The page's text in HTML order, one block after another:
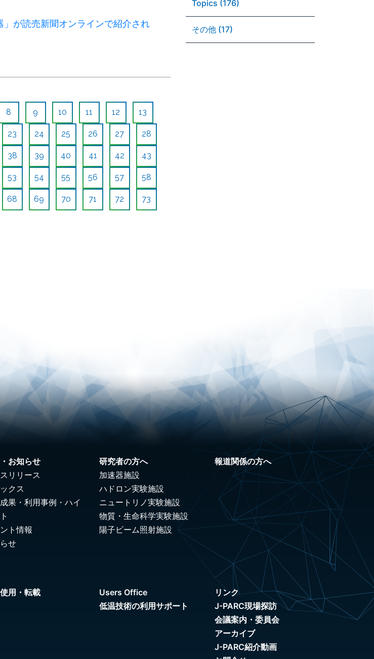
」が読売新聞オンラインで紹介され
8 9 10 11 12 13
23 24 25 26 27 28
38 39 40 41 42 43
53 54 55 56 57 58
68 69 70 71 72 73
Topics (176)
その他 (17)
お知らせ
リリース
クス
果・利用事例・ハイ
ト情報
せ
研究者の方へ
加速器施設
ハドロン実験施設
ニュートリノ実験施設
物質・生命科学実験施設
陽子ビーム照射施設
報道関係の方へ
用・転載
Users Office
低温技術の利用サポート
リンク
J-PARC現場探訪
会議案内・委員会
アーカイブ
J-PARC紹介動画